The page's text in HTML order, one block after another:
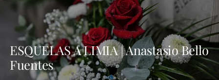
ESQUELAS A LIMIA | Anastasio Bello
Fuentes